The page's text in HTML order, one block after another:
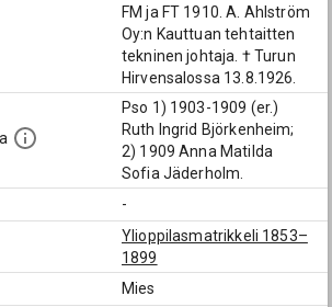
FM ja FT 1910. A. Ahlström
Oy:n Kauttuan tehtaitten
tekninen johtaja. † Turun
Hirvensalossa 13.8.1926.
Pso 1) 1903-1909 (er.)
Ruth Ingrid Björkenheim;
2) 1909 Anna Matilda
Sofia Jäderholm.
-
Ylioppilasmatrikkeli 1853–
1899
Mies